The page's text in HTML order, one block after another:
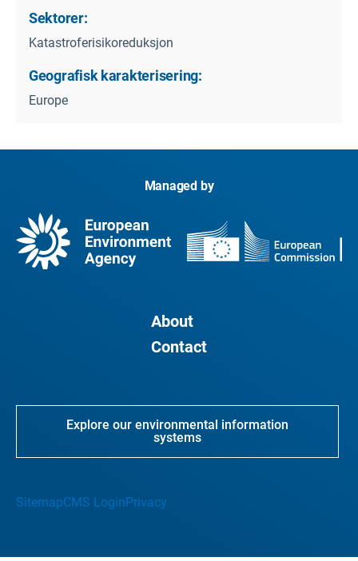
Sektorer:
Katastroferisikoreduksjon
Geografisk karakterisering:
Europe
Managed by
About
Contact
Explore our environmental information
systems
SitemapCMS LoginPrivacy